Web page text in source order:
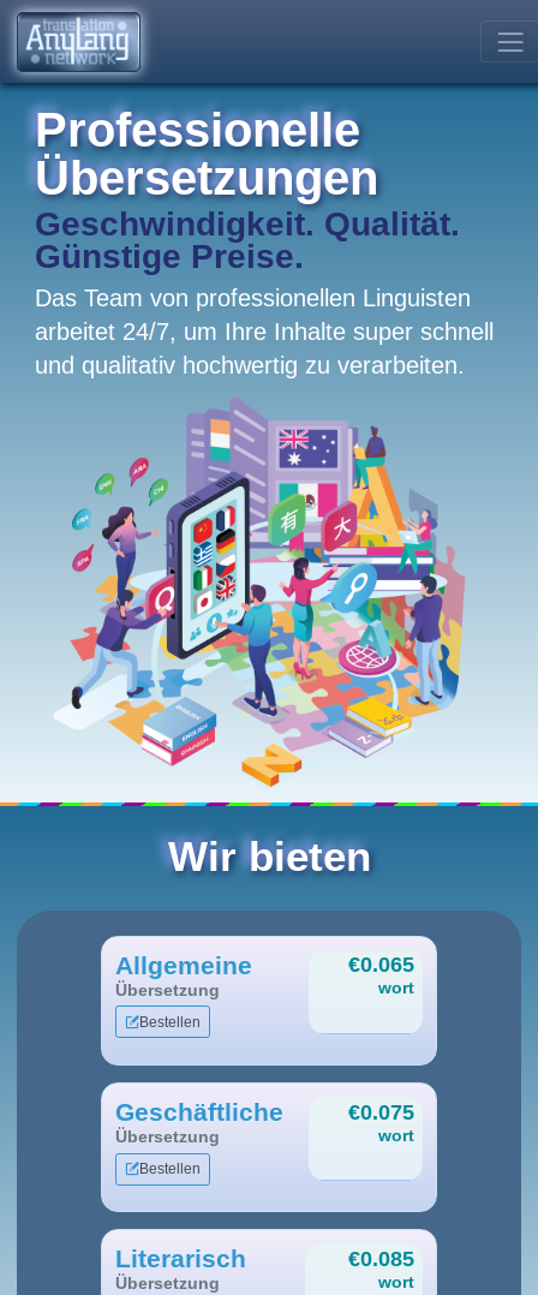
Professionelle
Übersetzungen
Geschwindigkeit. Qualität.
Günstige Preise.
Das Team von professionellen Linguisten
arbeitet 24/7, um Ihre Inhalte super schnell
und qualitativ hochwertig zu verarbeiten.
Wir bieten
Allgemeine
Übersetzung
Bestellen
€0.065
wort
Geschäftliche
Übersetzung
Bestellen
€0.075
wort
Literarisch
Übersetzung
€0.085
wort